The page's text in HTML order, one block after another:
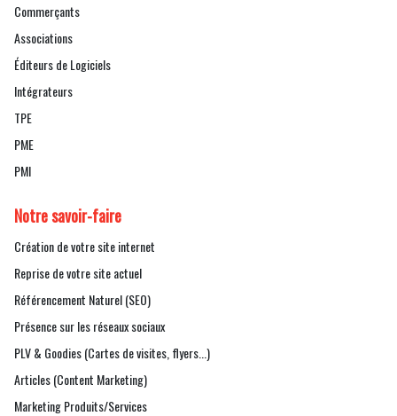
Commerçants
Associations
Éditeurs de Logiciels
Intégrateurs
TPE
PME
PMI
Notre savoir-faire
Création de votre site internet
Reprise de votre site actuel
Référencement Naturel (SEO)
Présence sur les réseaux sociaux
PLV & Goodies (Cartes de visites, flyers...)
Articles (Content Marketing)
Marketing Produits/Services